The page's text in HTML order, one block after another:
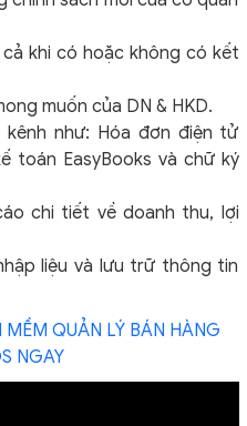
khi có hoặc không có kết
muốn của DN & HKD.
như: Hóa đơn điện tử
toán EasyBooks và chữ ký
chi tiết về doanh thu, lợi
liệu và lưu trữ thông tin
QUẢN LÝ BÁN HÀNG
NGAY